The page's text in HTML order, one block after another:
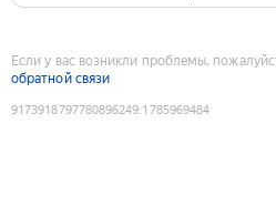
Если у вас возникли проблемы,
обратной связи
9173918797780896249:1785969484